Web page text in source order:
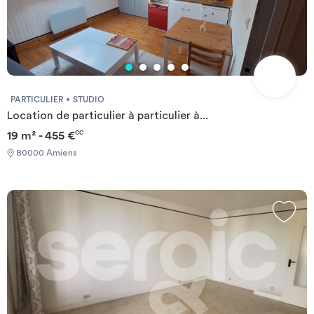
PARTICULIER STUDIO
Location de particulier à particulier à...
19 m² - 455 €CC
80000 Amiens